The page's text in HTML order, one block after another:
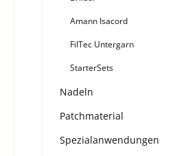
Amann Isacord
FilTec Untergarn
StarterSets
Nadeln
Patchmaterial
Spezialanwendungen